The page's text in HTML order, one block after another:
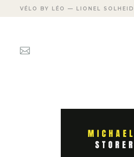
VÉLO BY LÉO — LIONEL SOLHEID